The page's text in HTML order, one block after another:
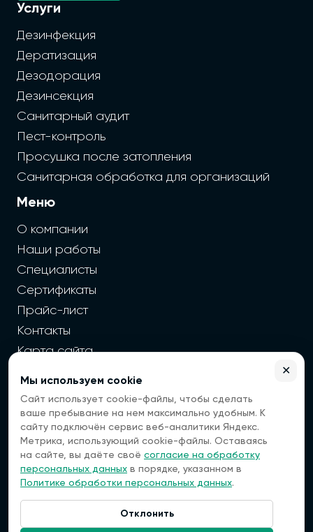
Связаться:
Услуги
Дезинфекция
Дератизация
Дезодорация
Дезинсекция
Санитарный аудит
Пест-контроль
Просушка после затопления
Санитарная обработка для организаций
Меню
О компании
Наши работы
Специалисты
Сертификаты
Прайс-лист
Контакты
Карта сайта
2026 г. Cайт санэпидемстанции — Все права защищены
Все цены на сайте носят информационный
характер, окончательная цена зависит от многих
факторов. Информация с сайта не является
публичной офертой.
Мы — платформа, которая помогает вам найти
специалистов по дезинфекции. Мы не оказываем
услуги напрямую, а передаем ваши заявки
проверенным исполнителям.
Наша компания не несет ответственности за
качество выполненных работ или услуг,
Мы используем cookie
Сайт использует cookie-файлы, чтобы сделать
ваше пребывание на нем максимально удобным. К
сайту подключён сервис веб-аналитики Яндекс.
Метрика, использующий cookie-файлы. Оставаясь
на сайте, вы даёте своё согласие на обработку
персональных данных в порядке, указанном в
Политике обработки персональных данных.
Отклонить
✕